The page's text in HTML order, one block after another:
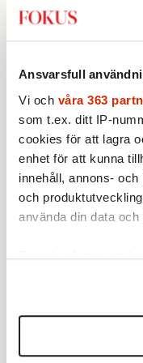
Ansvarsfull
Vi och våra 363
som t.ex. ditt IP-
cookies för att lagra
enhet för att kunna
innehåll, annons-
och
använda din data
Ta reda på mer om
Du kan ändra eller
helst från cookie-
Vi använder